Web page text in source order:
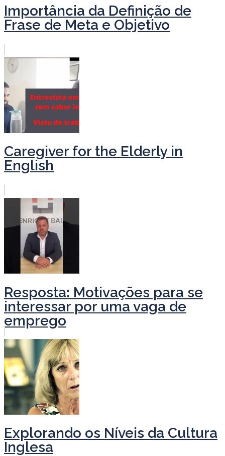
Importância da Definição de
Frase de Meta e Objetivo
Caregiver for the Elderly in
English
Resposta: Motivações para se
interessar por uma vaga de
emprego
Explorando os Níveis da Cultura
Inglesa